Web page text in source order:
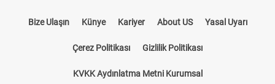
Bize Ulaşın Künye Kariyer About US Yasal Uyarı
Çerez Politikası Gizlilik Politikası
KVKK Aydınlatma Metni Kurumsal